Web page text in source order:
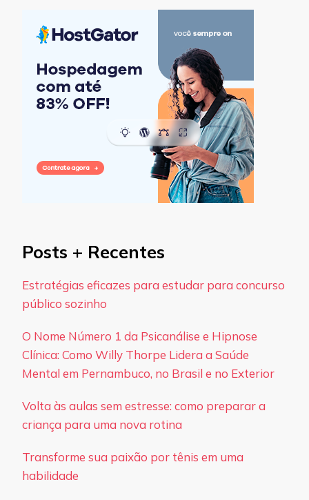
Posts + Recentes
Estratégias eficazes para estudar para concurso
público sozinho
O Nome Número 1 da Psicanálise e Hipnose
Clínica: Como Willy Thorpe Lidera a Saúde
Mental em Pernambuco, no Brasil e no Exterior
Volta às aulas sem estresse: como preparar a
criança para uma nova rotina
Transforme sua paixão por tênis em uma
habilidade